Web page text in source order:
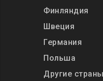
Финляндия
Швеция
Германия
Польша
Другие страны